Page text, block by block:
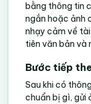
bằng thông tin
ngắn hoặc ảnh
nhạy cảm về
tiên văn bản và
Bước tiếp
Sau khi có
chuẩn bị gì, gửi